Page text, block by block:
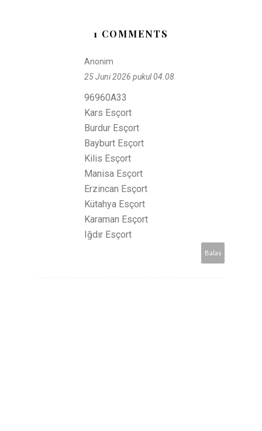
1 COMMENTS
Anonim
25 Juni 2026 pukul 04.08
96960A33
Kars Esçort
Burdur Esçort
Bayburt Esçort
Kilis Esçort
Manisa Esçort
Erzincan Esçort
Kütahya Esçort
Karaman Esçort
Iğdır Esçort
Balas